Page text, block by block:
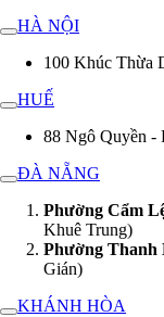
HÀ NỘI
100 Khúc Thừa
HUẾ
88 Ngô Quyền -
ĐÀ NẴNG
Phường Cẩm
Khuê Trung)
Phường Thanh
Gián)
KHÁNH HÒA